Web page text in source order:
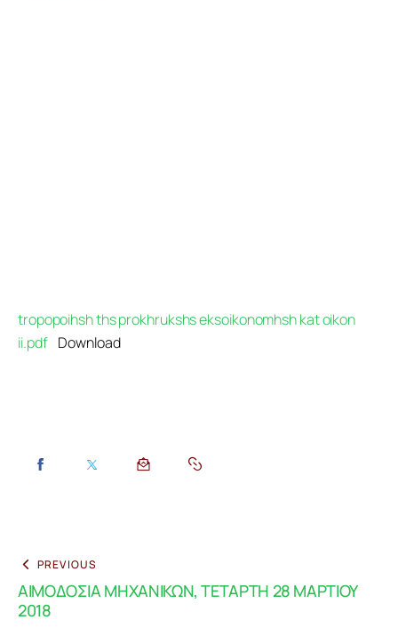
tropopoihsh ths prokhrukshs eksoikonomhsh kat oikon
ii.pdf Download
PREVIOUS
ΑΙΜΟΔΟΣΙΑ ΜΗΧΑΝΙΚΩΝ, ΤΕΤΑΡΤΗ 28 ΜΑΡΤΙΟΥ
2018